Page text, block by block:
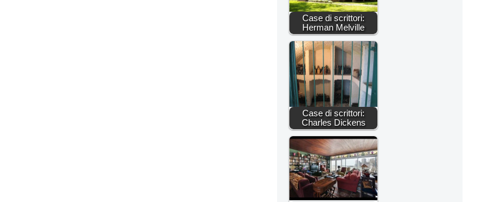
Case di scrittori:
Herman Melville
Case di scrittori:
Charles Dickens